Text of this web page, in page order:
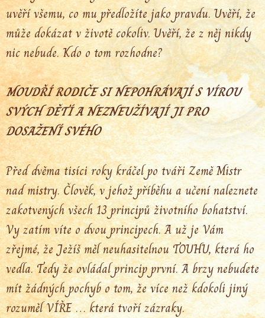
uvěří všemu, co mu předložíte jako pravdu. Uvěří, že
může dokázat v životě cokoliv. Uvěří, že z něj nikdy
nic nebude. Kdo o tom rozhodne?
MOUDŘÍ RODIČE SI NEPOHRÁVAJÍ S VÍROU
SVÝCH DĚTÍ A NEZNEUŽÍVAJÍ JI PRO
DOSAŽENÍ SVÉHO
Před dvěma tisíci roky kráčel po tváři Země Mistr
nad mistry. Člověk, v jehož příběhu a učení naleznete
zakotvených všech 13 principů životního bohatství.
Vy zatím víte o dvou principech. A už je Vám
zřejmé, že Ježíš měl neuhasitelnou TOUHU, která ho
vedla. Tedy že ovládal princip první. A brzy nebudete
mít žádných pochyb o tom, že více než kdokoli jiný
rozuměl VÍŘE … která tvoří zázraky.